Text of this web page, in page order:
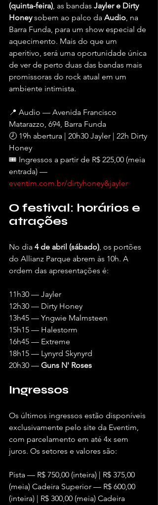
(quinta-feira) , as bandas Jayler e Dirty
Honey sobem ao palco da Audio , na
Barra Funda, para um show especial de
aquecimento. Mais do que um
aperitivo, será uma oportunidade única
de ver de perto duas das bandas mais
promissoras do rock atual em um
ambiente intimista.
📍 Audio — Avenida Francisco
Matarazzo, 694, Barra Funda
🕗 19h abertura | 20h30 Jayler | 22h Dirty
Honey
🎟️ Ingressos a partir de R$ 225,00 (meia
entrada) —
eventim.com.br/dirtyhoney&jayler
O festival: horários e
atrações
No dia 4 de abril (sábado) , os portões
do Allianz Parque abrem às 10h. A
ordem das apresentações é:
11h30 — Jayler
12h30 — Dirty Honey
13h45 — Yngwie Malmsteen
15h15 — Halestorm
16h45 — Extreme
18h15 — Lynyrd Skynyrd
20h30 — Guns N' Roses
Ingressos
Os últimos ingressos estão disponíveis
exclusivamente pelo site da Eventim,
com parcelamento em até 4x sem
juros. Os setores e valores são:
Pista — R$ 750,00 (inteira) | R$ 375,00
(meia) Cadeira Superior — R$ 600,00
(inteira) | R$ 300,00 (meia) Cadeira